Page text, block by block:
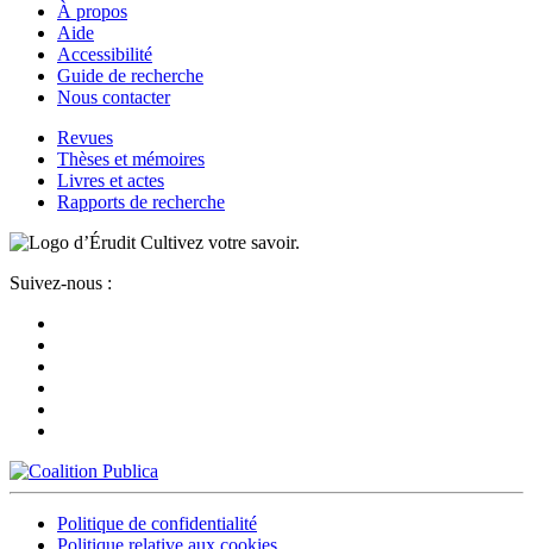
À propos
Aide
Accessibilité
Guide de recherche
Nous contacter
Revues
Thèses et mémoires
Livres et actes
Rapports de recherche
Cultivez votre savoir.
Suivez-nous :
Politique de confidentialité